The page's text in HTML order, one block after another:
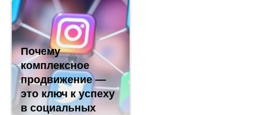
Почему
комплексное
продвижение —
это ключ к успеху
в социальных